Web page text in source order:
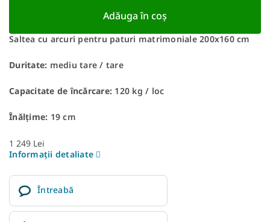
Adăuga în coş
Saltea cu arcuri pentru paturi matrimoniale 200x160 cm
Duritate: mediu tare / tare
Capacitate de încărcare: 120 kg / loc
Înălțime: 19 cm
1 249 Lei
Informaţii detaliate
Întreabă